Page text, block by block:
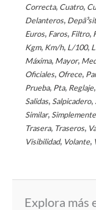
Correcta, Cuatro,
Delanteros,
Euros, Faros, Filtro,
Kgm, Km/h, L/100,
Máxima, Mayor,
Oficiales, Ofrece,
Prueba, Pta, Reglaje,
Salidas, Salpicadero,
Similar, Simplemente
Trasera, Traseros,
Visibilidad, Volante,
Explora más